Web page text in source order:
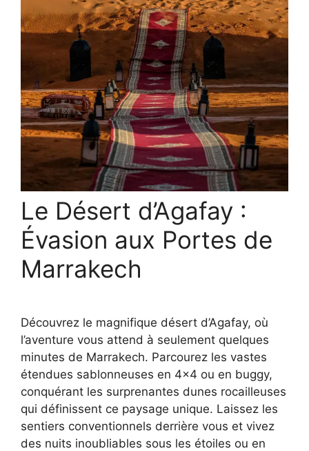
Le Désert d’Agafay :
Évasion aux Portes de
Marrakech
Découvrez le magnifique désert d’Agafay, où
l’aventure vous attend à seulement quelques
minutes de Marrakech. Parcourez les vastes
étendues sablonneuses en 4×4 ou en buggy,
conquérant les surprenantes dunes rocailleuses
qui définissent ce paysage unique. Laissez les
sentiers conventionnels derrière vous et vivez
des nuits inoubliables sous les étoiles ou en